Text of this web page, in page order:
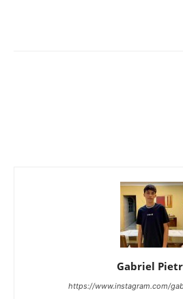
Gabriel
https://www.instagram.com/